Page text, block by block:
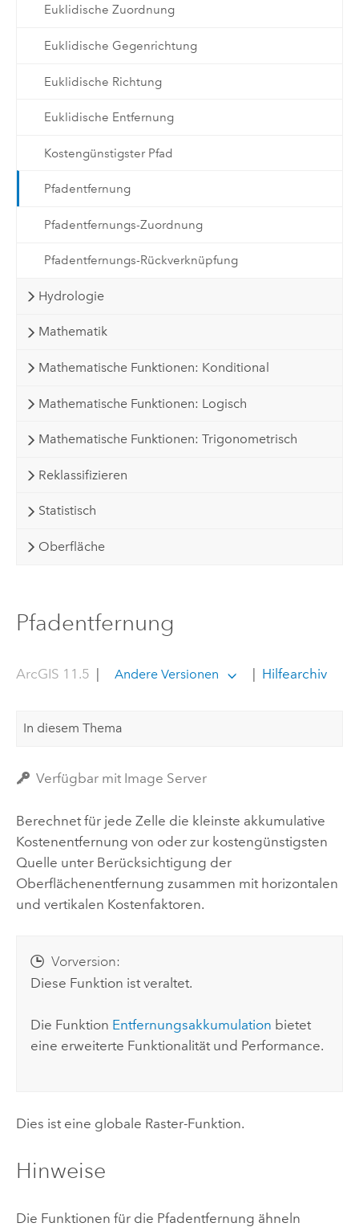
Euklidische Zuordnung
Euklidische Gegenrichtung
Euklidische Richtung
Euklidische Entfernung
Kostengünstigster Pfad
Pfadentfernung
Pfadentfernungs-Zuordnung
Pfadentfernungs-Rückverknüpfung
Hydrologie
Mathematik
Mathematische Funktionen: Konditional
Mathematische Funktionen: Logisch
Mathematische Funktionen: Trigonometrisch
Reklassifizieren
Statistisch
Oberfläche
Pfadentfernung
ArcGIS 11.5 | Andere Versionen | Hilfearchiv
In diesem Thema
Verfügbar mit Image Server
Berechnet für jede Zelle die kleinste akkumulative
Kostenentfernung von oder zur kostengünstigsten
Quelle unter Berücksichtigung der
Oberflächenentfernung zusammen mit horizontalen
und vertikalen Kostenfaktoren.
Vorversion:
Diese Funktion ist veraltet.
Die Funktion Entfernungsakkumulation bietet
eine erweiterte Funktionalität und Performance.
Dies ist eine globale Raster-Funktion.
Hinweise
Die Funktionen für die Pfadentfernung ähneln